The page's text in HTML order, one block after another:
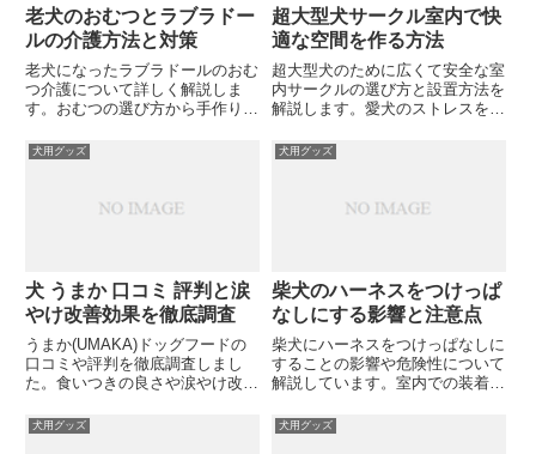
老犬のおむつとラブラドー
ルの介護方法と対策
老犬になったラブラドールのおむ
つ介護について詳しく解説しま
す。おむつの選び方から手作り方
適な生活をサポートするための情
報が満載です。あなたのラブラド
でしょうか？
超大型犬サークル室内で快
適な空間を作る方法
超大型犬のために広くて安全な室
内サークルの選び方と設置方法を
解説します。愛犬のストレスを軽
ためのポイントとは？あなたの愛
犬に最適なサークルはどれでしょ
犬用グッズ
犬 うまか 口コミ 評判と涙
やけ改善効果を徹底調査
うまか(UMAKA)ドッグフードの
口コミや評判を徹底調査しまし
た。食いつきの良さや涙やけ改善
る情報を詳しく解説。あなたの愛
犬用グッズ
柴犬のハーネスをつけっぱ
なしにする影響と注意点
柴犬にハーネスをつけっぱなしに
することの影響や危険性について
解説しています。室内での装着が
負担、安全対策について詳しく紹
犬用グッズ 犬用グッズ